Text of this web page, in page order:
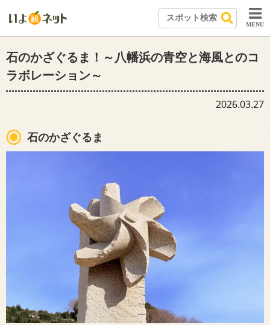
MENU
石のかざぐるま！～八幡浜の青空と海風とのコ
ラボレーション～
2026.03.27
石のかざぐるま